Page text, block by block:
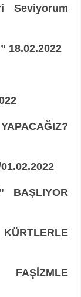
Seviyorum
18.02.2022
BAŞLIYOR